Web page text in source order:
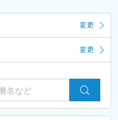
変更
変更